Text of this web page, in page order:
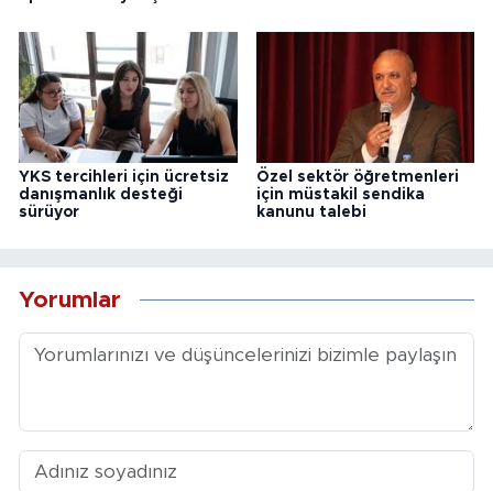
YKS tercihleri için ücretsiz
danışmanlık desteği
sürüyor
Özel sektör öğretmenleri
için müstakil sendika
kanunu talebi
Yorumlar